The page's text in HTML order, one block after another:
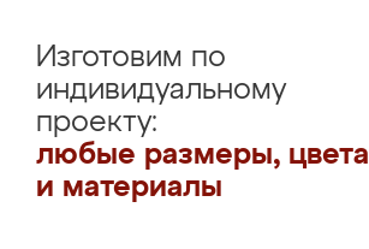
Изготовим по
индивидуальному
проекту:
любые размеры, цвета
и материалы